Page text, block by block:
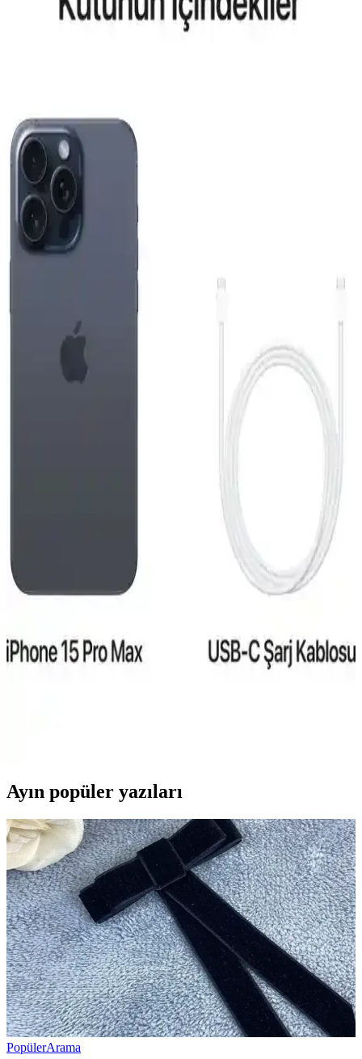
Reeder P13 Blue Max 2022 ve Lite 2022
Modellerinin Karşılaştırması ve Özellikleri
General Mobile GM 23 SE ve Casper VIA X40 Akıllı
Telefon Modellerinin Detaylı Karşılaştırması
İki telefonun ekran, pil, kamera ve performans özelliklerini
karşılaştırıyoruz. Günlük kullanımda avantajlar ve sınırlamalar
hakkında kapsamlı bilgi sunuyoruz.
Apple iPhone Air 512 GB Pamuk Beyazı: Hafif
Tasarım ve Yüksek Performanslı Akıllı Telefon
Apple iPhone Air 512 GB, ince ve hafif tasarımı, güçlü ekran ve
gelişmiş kamera sistemiyle günlük kullanımda yüksek performans
sunar.
Reeder S19 Max Beyaz Akıllı Telefon Günlük
Kullanım ve Özellikleri Detaylı İnceleme
Reeder S19 Max, şık tasarım, güçlü performans ve dayanıklılığıyla
günlük kullanım için ideal bir akıllı telefon. 4GB RAM ve 64GB
avantajlarıyla günlük ve profesyonel kullanımda fark yaratıyor.
Reeder S19 Max ve Pro Modellerinin Detaylı
Karşılaştırması 2023
ihtiyaçlarınıza daha uygun olduğunu öğrenin.
iPhone 15 Pro Taksit Seçenekleri ve Elektronik
Ayın popüler yazıları
PopülerArama